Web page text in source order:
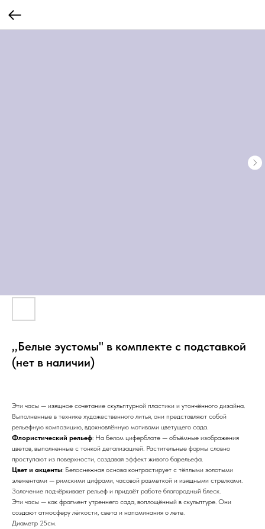
,,Белые эустомы" в комплекте с подставкой
(нет в наличии)
Эти часы — изящное сочетание скульптурной пластики и утончённого дизайна.
Выполненные в технике художественного литья, они представляют собой
рельефную композицию, вдохновлённую мотивами цветущего сада.
Флористический рельеф: На белом циферблате — объёмные изображения
цветов, выполненные с тонкой детализацией. Растительные формы словно
проступают из поверхности, создавая эффект живого барельефа.
Цвет и акценты: Белоснежная основа контрастирует с тёплыми золотыми
элементами — римскими цифрами, часовой разметкой и изящными стрелками.
Золочение подчёркивает рельеф и придаёт работе благородный блеск.
Эти часы — как фрагмент утреннего сада, воплощённый в скульптуре. Они
создают атмосферу лёгкости, света и напоминания о лете.
Диаметр 25см.